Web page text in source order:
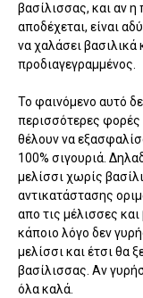
βασίλισσας, και αν η
αποδέχεται, είναι
να χαλάσει βασιλικά
προδιαγεγραμμένος.
Το φαινόμενο αυτό
περισσότερες φορές
θέλουν να
100% σιγουριά.
μελίσσι χωρίς
αντικατάστασης
απο τις μέλισσες και
κάποιο λόγο δεν
μελίσσι και έτσι θα
βασίλισσας. Αν
όλα καλά.